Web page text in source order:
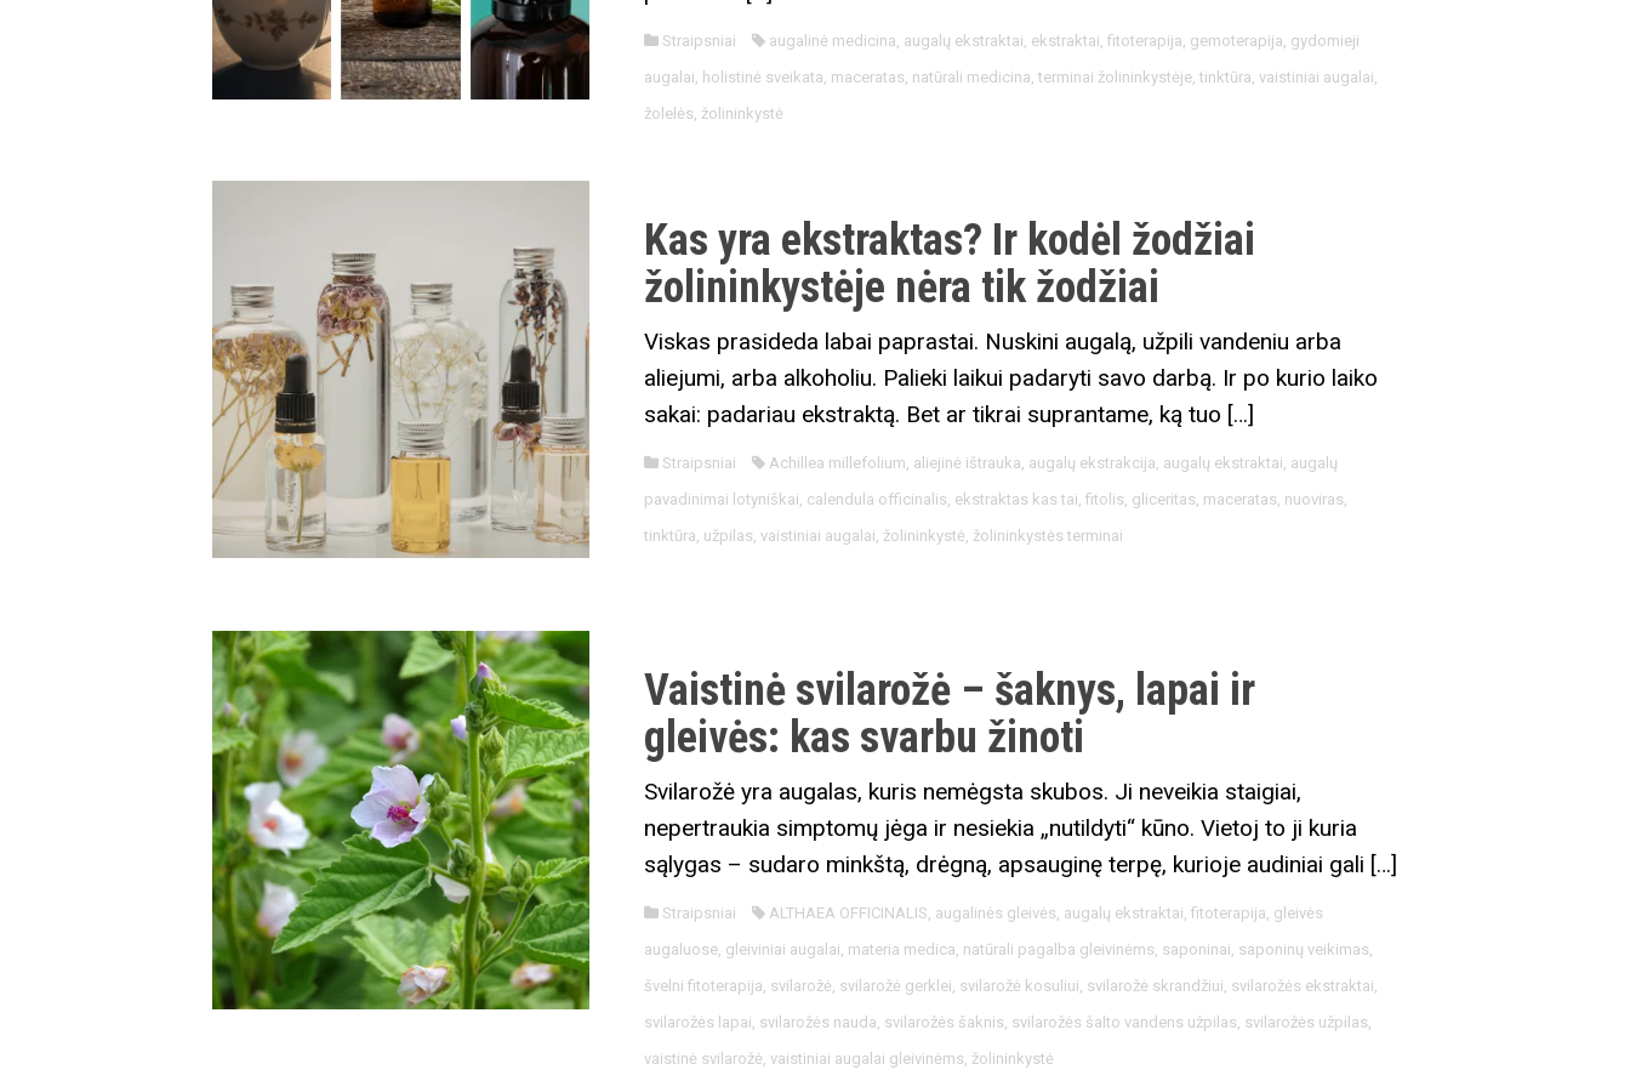
Straipsniai augalinė medicina, augalų ekstraktai, ekstraktai,fitoterapija, gemoterapija, gydomieji
augalai, holistinė sveikata, maceratas, natūrali medicina,terminai žolininkystėje,tinktūra,vaistiniai augalai,
žolelės, žolininkystė
Kas yra ekstraktas? Ir kodėl žodžiai
žolininkystėje nėra tik žodžiai
Viskas prasideda labai paprastai. Nuskini augalą, užpili vandeniu arba
aliejumi, arba alkoholiu. Palieki laikui padaryti savo darbą. Ir po kurio laiko
sakai: padariau ekstraktą. Bet ar tikrai suprantame, ką tuo […]
Straipsniai Achillea millefolium, aliejinė ištrauka, augalų ekstrakcija, augalų ekstraktai, augalų
pavadinimai lotyniškai, calendula officinalis, ekstraktas kas tai,fitolis, gliceritas, maceratas, nuoviras,
tinktūra, užpilas,vaistiniai augalai, žolininkystė, žolininkystės terminai
Vaistinė svilarožė – šaknys, lapai ir
gleivės: kas svarbu žinoti
Svilarožė yra augalas, kuris nemėgsta skubos. Ji neveikia staigiai,
nepertraukia simptomų jėga ir nesiekia „nutildyti“ kūno. Vietoj to ji kuria
sąlygas – sudaro minkštą, drėgną, apsauginę terpę, kurioje audiniai gali […]
Straipsniai ALTHAEA OFFICINALIS, augalinės gleivės, augalų ekstraktai,fitoterapija, gleivės
augaluose, gleiviniai augalai, materia medica, natūrali pagalba gleivinėms, saponinai, saponinų veikimas,
švelni fitoterapija, svilarožė, svilarožė gerklei, svilarožė kosuliui, svilarožė skrandžiui, svilarožės ekstraktai,
svilarožės lapai, svilarožės nauda, svilarožės šaknis, svilarožės šalto vandens užpilas, svilarožės užpilas,
vaistinė svilarožė,vaistiniai augalai gleivinėms, žolininkystė